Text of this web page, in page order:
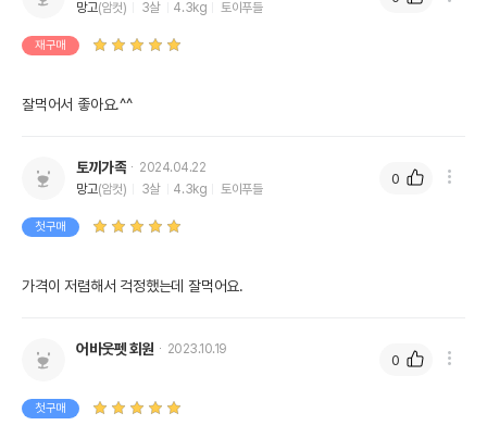
망고(암컷) 3살 4.3kg 토이푸들
재구매
잘먹어서 좋아요.^^
토끼가족
2024.04.22
망고(암컷) 3살 4.3kg 토이푸들
첫구매
가격이 저렴해서 걱정했는데 잘먹어요.
0
어바웃펫 회원 2023.10.19
첫구매
0